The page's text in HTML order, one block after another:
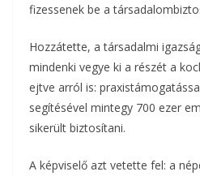
fizessenek be a
Hozzátette, a társadalmi
mindenki vegye ki a részét a
ejtve arról is:
segítésével mintegy 700 ezer
sikerült biztosítani.
A képviselő azt vetette fel: a